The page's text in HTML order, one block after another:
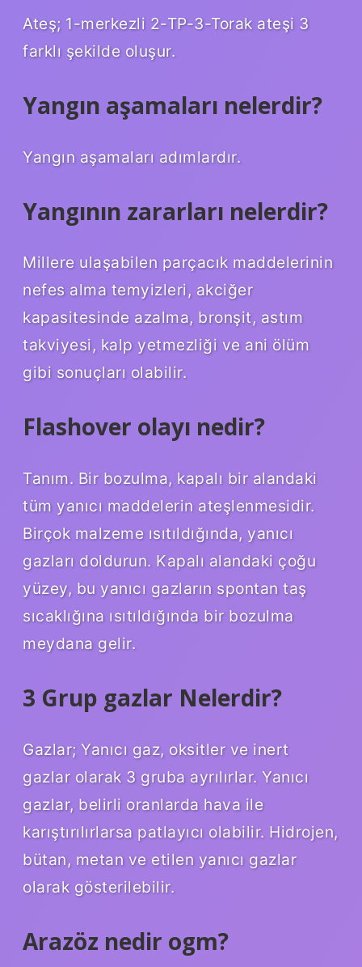
Ateş; 1-merkezli 2-TP-3-Torak ateşi 3
farklı şekilde oluşur.
Yangın aşamaları nelerdir?
Yangın aşamaları adımlardır.
Yangının zararları nelerdir?
Millere ulaşabilen parçacık maddelerinin
nefes alma temyizleri, akciğer
kapasitesinde azalma, bronşit, astım
takviyesi, kalp yetmezliği ve ani ölüm
gibi sonuçları olabilir.
Flashover olayı nedir?
Tanım. Bir bozulma, kapalı bir alandaki
tüm yanıcı maddelerin ateşlenmesidir.
Birçok malzeme ısıtıldığında, yanıcı
gazları doldurun. Kapalı alandaki çoğu
yüzey, bu yanıcı gazların spontan taş
sıcaklığına ısıtıldığında bir bozulma
meydana gelir.
3 Grup gazlar Nelerdir?
Gazlar; Yanıcı gaz, oksitler ve inert
gazlar olarak 3 gruba ayrılırlar. Yanıcı
gazlar, belirli oranlarda hava ile
karıştırılırlarsa patlayıcı olabilir. Hidrojen,
bütan, metan ve etilen yanıcı gazlar
olarak gösterilebilir.
Arazöz nedir ogm?